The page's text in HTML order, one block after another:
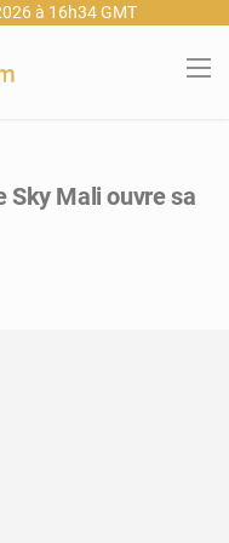
à 16h34 GMT
Sky Mali ouvre sa